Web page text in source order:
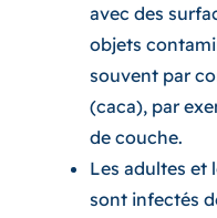
avec des
objets
souvent par
(caca), par
de couche.
Les adultes et
sont infectés